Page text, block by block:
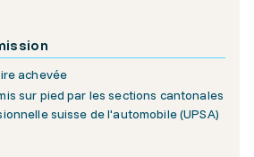
achevée
sur pied par les sections cantonales
suisse de l'automobile (UPSA)